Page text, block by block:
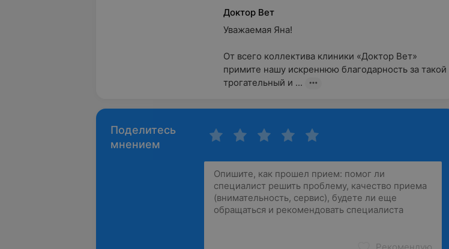
Доктор Вет
Уважаемая Яна!
От всего коллектива клиники «Доктор Вет»
примите нашу искреннюю благодарность за такой
трогательный и ...
Поделитесь
мнением